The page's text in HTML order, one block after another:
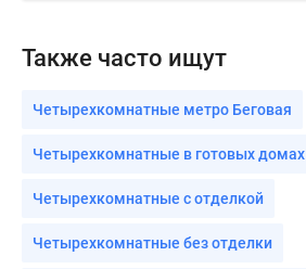
Также часто ищут
Четырехкомнатные метро Беговая
Четырехкомнатные в готовых домах
Четырехкомнатные с отделкой
Четырехкомнатные без отделки